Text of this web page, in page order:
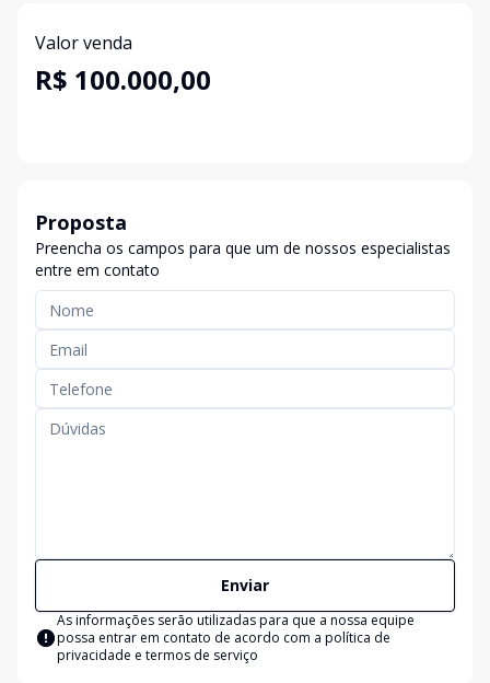
Valor venda
R$ 100.000,00
Proposta
Preencha os campos para que um de nossos especialistas
entre em contato
Enviar
As informações serão utilizadas para que a nossa equipe
possa entrar em contato de acordo com a política de
privacidade e termos de serviço